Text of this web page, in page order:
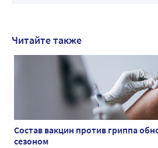
Читайте также
Состав вакцин против гриппа
сезоном